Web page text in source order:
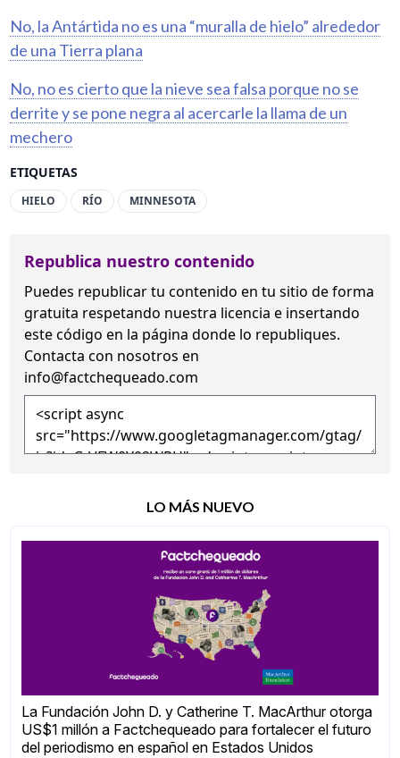
ETIQUETAS
HIELO RÍO MINNESOTA
No, la Antártida no es una “muralla de hielo” alrededor
de una Tierra plana
No, no es cierto que la nieve sea falsa porque no se
derrite y se pone negra al acercarle la llama de un
mechero
Republica nuestro contenido
Puedes republicar tu contenido en tu sitio de forma
gratuita respetando nuestra licencia e insertando
este código en la página donde lo republiques.
Contacta con nosotros en
info@factchequeado.com
LO MÁS NUEVO
La Fundación John D. y Catherine T. MacArthur otorga
US$1 millón a Factchequeado para fortalecer el futuro
del periodismo en español en Estados Unidos